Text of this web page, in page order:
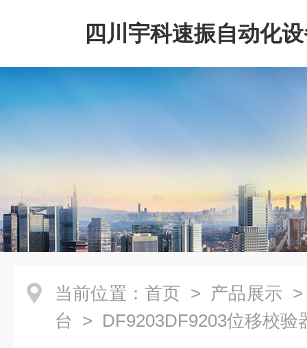
四川宇科速振自动化
公司
当前位置： 首页 > 产品展示
台 > DF9203DF9203位移校验